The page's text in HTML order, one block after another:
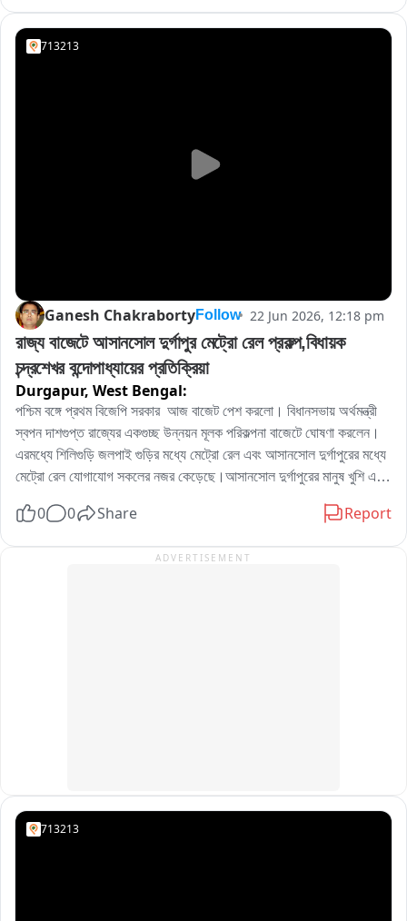
713213
Ganesh ChakrabortyFollow 22 Jun 2026, 12:18 pm
রাজ্য বাজেটে আসানসোল দুর্গাপুর মেট্রো রেল প্রকল্প,বিধায়ক
চন্দ্রশেখর বন্দোপাধ্যায়ের প্রতিক্রিয়া
Durgapur, West Bengal:
পশ্চিম বঙ্গে প্রথম বিজেপি সরকার  আজ বাজেট পেশ করলো। বিধানসভায় অর্থমন্ত্রী
স্বপন দাশগুপ্ত রাজ্যের একগুচ্ছ উন্নয়ন মূলক পরিকল্পনা বাজেটে ঘোষণা করলেন।
এরমধ্যে শিলিগুড়ি জলপাই গুড়ির মধ্যে মেট্রো রেল এবং আসানসোল দুর্গাপুরের মধ্যে
মেট্রো রেল যোগাযোগ সকলের নজর কেড়েছে।আসানসোল দুর্গাপুরের মানুষ খুশি এই
প্রতিক্রিয়া এই বাজেট নিয়ে ।
0 0 Share Report
ADVERTISEMENT
713213